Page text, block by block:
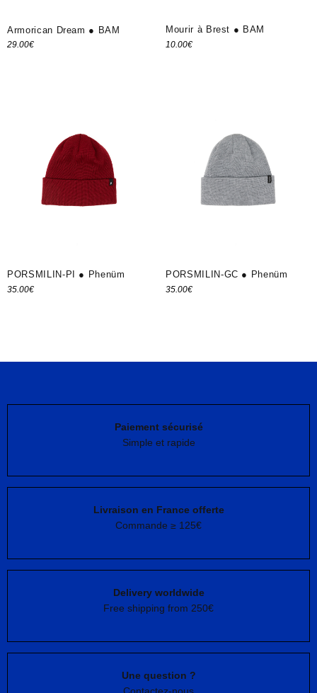
Armorican Dream ● BAM
29.00€
Mourir à Brest ● BAM
10.00€
PORSMILIN-PI ● Phenüm
35.00€
PORSMILIN-GC ● Phenüm
35.00€
Paiement sécurisé
Simple et rapide
Livraison en France offerte
Commande ≥ 125€
Delivery worldwide
Free shipping from 250€
Une question ?